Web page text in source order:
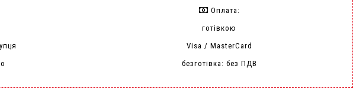
Оплата:
готівкою
Visa / MasterCard
безготівка: без ПДВ